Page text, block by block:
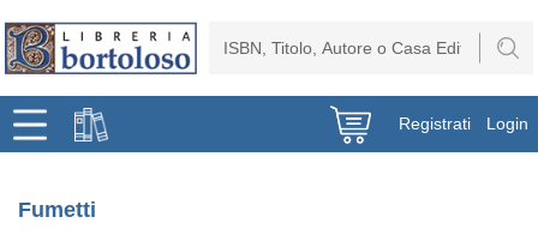
Registrati Login
Fumetti